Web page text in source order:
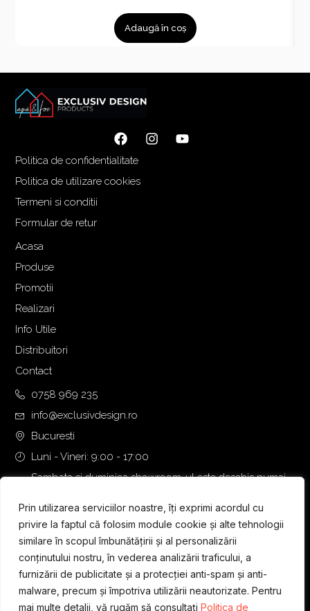
Prin utilizarea serviciilor noastre, îți exprimi acordul cu
privire la faptul că folosim module cookie și alte tehnologii
similare în scopul îmbunătățirii și al personalizării
conținutului nostru, în vederea analizării traficului, a
furnizării de publicitate și a protecției anti-spam și anti-
malware, precum și împotriva utilizării neautorizate. Pentru
mai multe detalii, vă rugăm să consultați Politica de
Adaugă în coș
Politica de confidentialitate
Politica de utilizare cookies
Termeni si conditii
Formular de retur
Acasa
Produse
Promotii
Realizari
Info Utile
Distribuitori
Contact
0758 969 235
info@exclusivdesign.ro
Bucuresti
Luni - Vineri: 9:00 - 17:00
Sambata si duminica showroom-ul este deschis numai